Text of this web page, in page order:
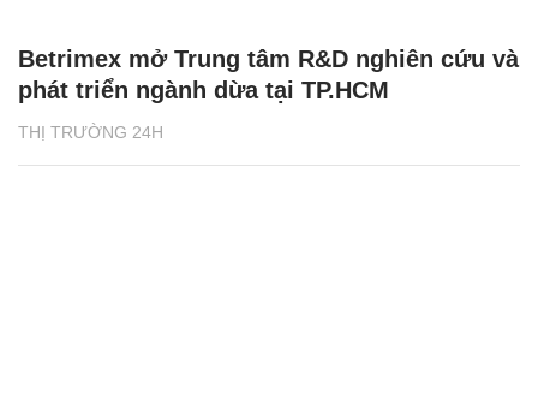
THỊ TRƯỜNG 24H
Betrimex mở Trung tâm R&D nghiên cứu và
phát triển ngành dừa tại TP.HCM